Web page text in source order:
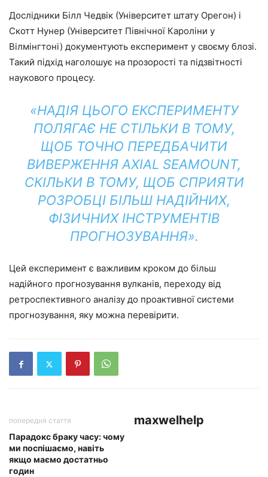
Дослідники Білл Чедвік (Університет штату Орегон) і
Скотт Нунер (Університет Північної Кароліни у
Вілмінгтоні) документують експеримент у своєму блозі.
Такий підхід наголошує на прозорості та підзвітності
наукового процесу.
«НАДІЯ ЦЬОГО ЕКСПЕРИМЕНТУ
ПОЛЯГАЄ НЕ СТІЛЬКИ В ТОМУ,
ЩОБ ТОЧНО ПЕРЕДБАЧИТИ
ВИВЕРЖЕННЯ AXIAL SEAMOUNT,
СКІЛЬКИ В ТОМУ, ЩОБ СПРИЯТИ
РОЗРОБЦІ БІЛЬШ НАДІЙНИХ,
ФІЗИЧНИХ ІНСТРУМЕНТІВ
ПРОГНОЗУВАННЯ».
Цей експеримент є важливим кроком до більш
надійного прогнозування вулканів, переходу від
ретроспективного аналізу до проактивної системи
прогнозування, яку можна перевірити.
попередня стаття
Парадокс браку часу: чому
ми поспішаємо, навіть
якщо маємо достатньо
годин
maxwelhelp